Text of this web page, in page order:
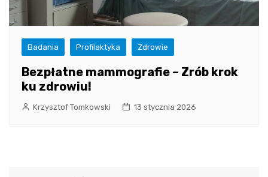
Badania Profilaktyka Zdrowie
Bezpłatne mammografie – Zrób krok
ku zdrowiu!
Krzysztof Tomkowski 13 stycznia 2026